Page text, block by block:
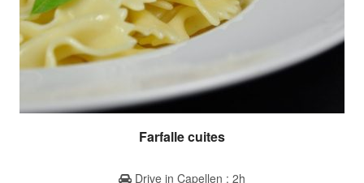
Farfalle cuites
Drive in Capellen : 2h